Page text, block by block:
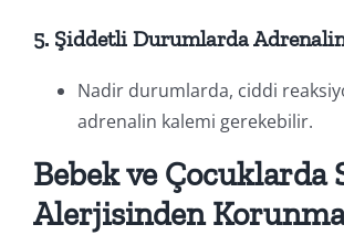
5. Şiddetli Durumlarda
Nadir durumlarda, ciddi
adrenalin kalemi gerekebilir.
Bebek ve Çocuklarda
Alerjisinden